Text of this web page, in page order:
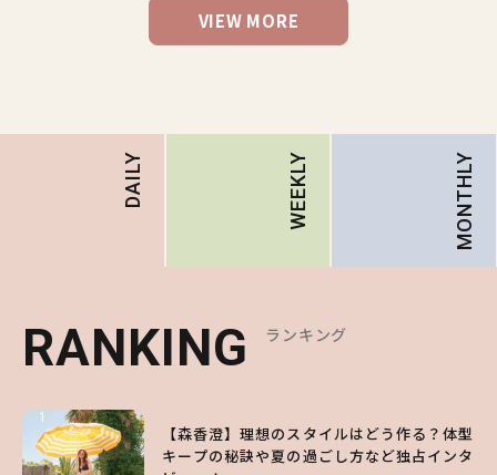
VIEW MORE
DAILY WEEKLY MONTHLY
RANKING ランキング
1
【森香澄】理想のスタイルはどう作る？体型
キープの秘訣や夏の過ごし方など独占インタ
RANKING ランキング
1
【ハローキティ】がスシローと初コラボ♡
第1弾の気になるメニュー＆限定グッズを総
RANKING ランキング
1
【SNIDEL】長濱ねるとロマンティックトラ
ッドな秋はじめ｜2026秋の新作コーデ4選